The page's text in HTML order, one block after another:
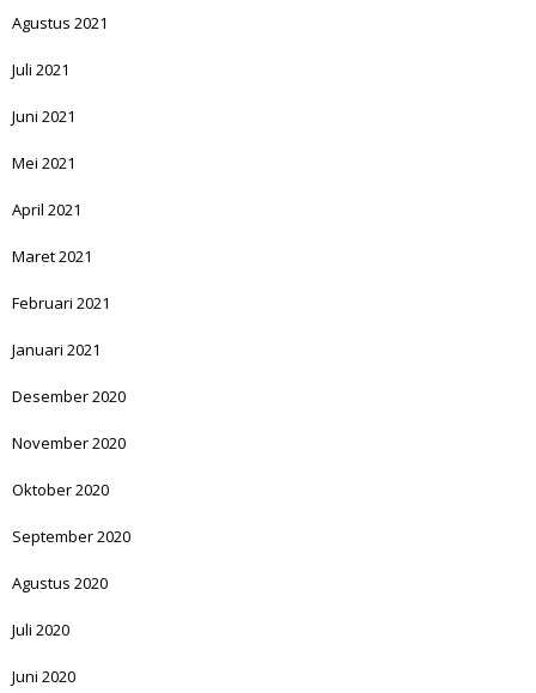
Agustus 2021
Juli 2021
Juni 2021
Mei 2021
April 2021
Maret 2021
Februari 2021
Januari 2021
Desember 2020
November 2020
Oktober 2020
September 2020
Agustus 2020
Juli 2020
Juni 2020